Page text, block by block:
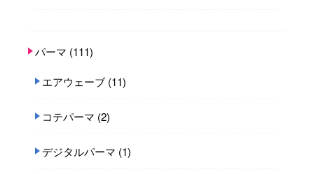
パーマ (111)
エアウェーブ (11)
コテパーマ (2)
デジタルパーマ (1)